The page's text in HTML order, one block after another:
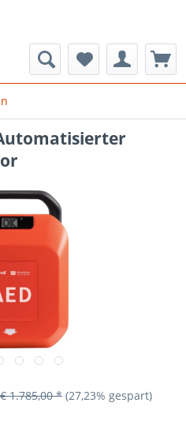
€ 1.785,00 * (27,23% gespart)